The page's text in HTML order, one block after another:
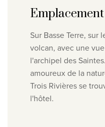
Emplacement
Sur Basse Terre, sur
volcan, avec une
l'archipel des
amoureux de la
Trois Rivières se
l'hôtel.